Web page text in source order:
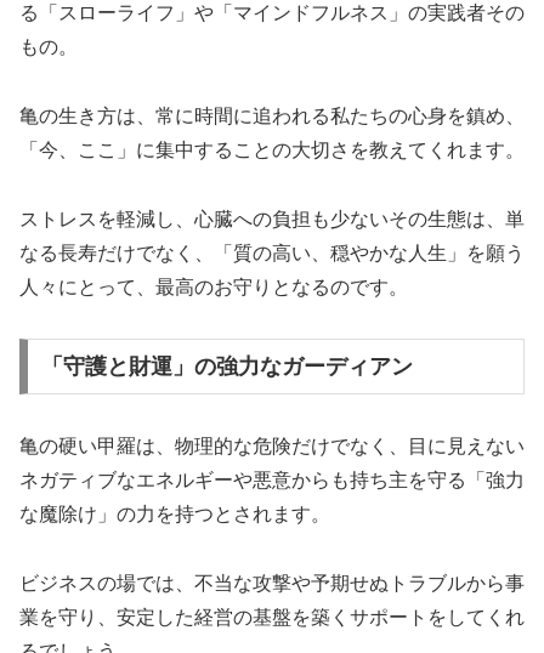
る「スローライフ」や「マインドフルネス」の実践者その
もの。
亀の生き方は、常に時間に追われる私たちの心身を鎮め、
「今、ここ」に集中することの大切さを教えてくれます。
ストレスを軽減し、心臓への負担も少ないその生態は、単
なる長寿だけでなく、「質の高い、穏やかな人生」を願う
人々にとって、最高のお守りとなるのです。
「守護と財運」の強力なガーディアン
亀の硬い甲羅は、物理的な危険だけでなく、目に見えない
ネガティブなエネルギーや悪意からも持ち主を守る「強力
な魔除け」の力を持つとされます。
ビジネスの場では、不当な攻撃や予期せぬトラブルから事
業を守り、安定した経営の基盤を築くサポートをしてくれ